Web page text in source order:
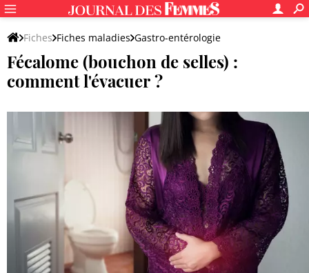
Fiches Fiches maladies Gastro-entérologie
Fécalome (bouchon de selles) :
comment l'évacuer ?